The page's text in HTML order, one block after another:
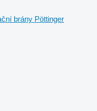
brány Pöttinger